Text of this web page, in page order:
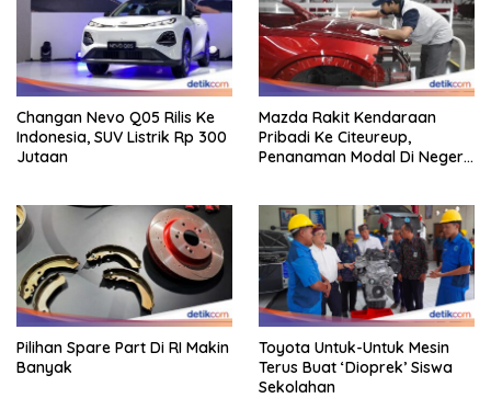
Changan Nevo Q05 Rilis Ke
Indonesia, SUV Listrik Rp 300
Jutaan
Mazda Rakit Kendaraan
Pribadi Ke Citeureup,
Penanaman Modal Di Negeri
Pilihan Spare Part Di RI Makin
Banyak
Toyota Untuk-Untuk Mesin
Terus Buat ‘Dioprek’ Siswa
Sekolahan